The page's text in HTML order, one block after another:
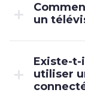
un
Existe-
utiliser